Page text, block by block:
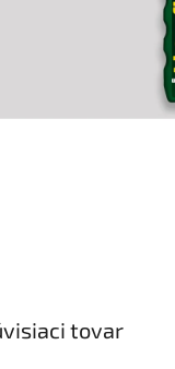
tovar